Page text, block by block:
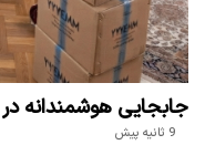
جابجایی هوشمندانه
9 ثانیه پیش